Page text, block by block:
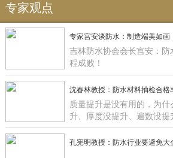
专家观点
专家宫安谈防水：制造端美如画
吉林防水协会会长宫安：
程成败！
沈春林教授：防水材料抽检合格
质量提升是没有用的，为
升、厚度没提升、遍数没
材在那里提升有什么用啊？
孔宪明教授：防水行业要避免大